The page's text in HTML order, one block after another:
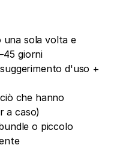
sola volta e
giorni
d'uso +
che hanno
a caso)
o piccolo